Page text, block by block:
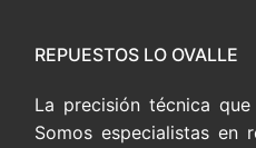
REPUESTOS LO OVALLE
La precisión técnica
Somos especialistas en